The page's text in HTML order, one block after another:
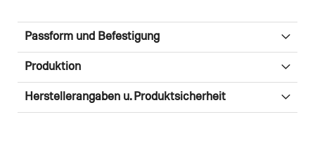
Passform und Befestigung
Produktion
Herstellerangaben u. Produktsicherheit